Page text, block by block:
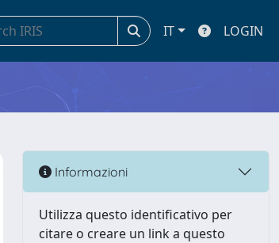
IT LOGIN
Informazioni
Utilizza questo identificativo per
citare o creare un link a questo